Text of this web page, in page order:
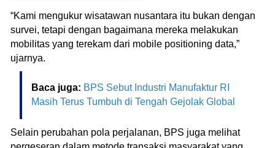
“Kami mengukur wisatawan nusantara itu bukan dengan
survei, tetapi dengan bagaimana mereka melakukan
mobilitas yang terekam dari mobile positioning data,”
ujarnya.
Baca juga: BPS Sebut Industri Manufaktur RI
Masih Terus Tumbuh di Tengah Gejolak Global
Selain perubahan pola perjalanan, BPS juga melihat